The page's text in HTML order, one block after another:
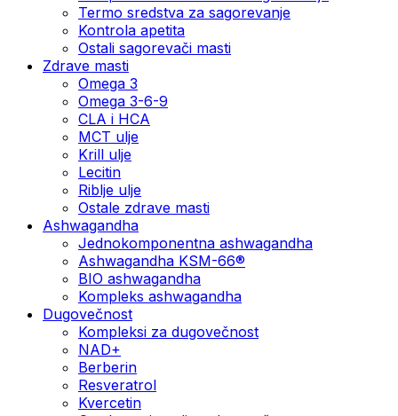
Termo sredstva za sagorevanje
Kontrola apetita
Ostali sagorevači masti
Zdrave masti
Omega 3
Omega 3-6-9
CLA i HCA
MCT ulje
Krill ulje
Lecitin
Riblje ulje
Ostale zdrave masti
Ashwagandha
Jednokomponentna ashwagandha
Ashwagandha KSM-66®
BIO ashwagandha
Kompleks ashwagandha
Dugovečnost
Kompleksi za dugovečnost
NAD+
Berberin
Resveratrol
Kvercetin